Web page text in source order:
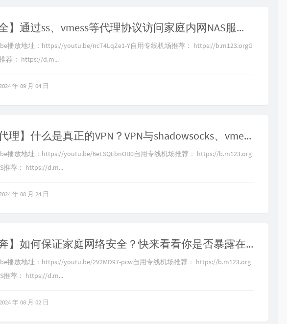
【最细最全】通过ss、vmess等代理协议访问家庭内网NAS服务，翻墙绕过家庭可怜的上行带宽，杜绝UDP的QoS，比真VPN更灵活，macOS、iOS、windows、android各系统配置方法
播放地址：https://youtu.be/ncT4LqZe1-Y自用专线机场推荐： https://b.m123.orgG
荐： https://d.m...
年 09 月 04 日
【真全局代理】什么是真正的VPN？VPN与shadowsocks、vmess有什么区别？VPN通信流程，wireguard VPN搭建指南，VPN tunnel
播放地址：https://youtu.be/6eLSQEbnOB0自用专线机场推荐： https://b.m123.org
推荐： https://d.m...
年 08 月 24 日
【拒绝裸奔】如何保证家庭网络安全？快来看看你是否暴露在公网！IPv6能ping通内网很危险吗？openwrt防火墙安全配置，公网远程访问NAS家庭影音，路由器搭建免流节点，DDNS、TLS证书、反掩码
播放地址：https://youtu.be/2V2MD97-pcw自用专线机场推荐： https://b.m123.org
推荐： https://d.m...
年 08 月 02 日